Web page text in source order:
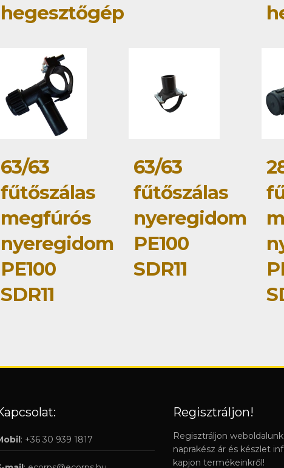
hegesztőgép
63/63
fűtőszálas
megfúrós
nyeregidom
PE100
SDR11
63/63
fűtőszálas
nyeregidom
PE100
SDR11
: +36 30 939 1817
Regisztráljon!
Regisztráljon
naprakész ár és készlet
kapjon termékeinkről!